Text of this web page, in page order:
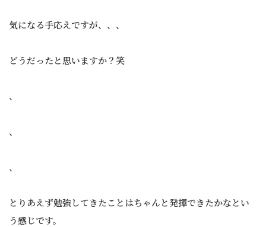
気になる手応えですが、、、
どうだったと思いますか？笑
、
、
、
とりあえず勉強してきたことはちゃんと発揮できたかなとい
う感じです。